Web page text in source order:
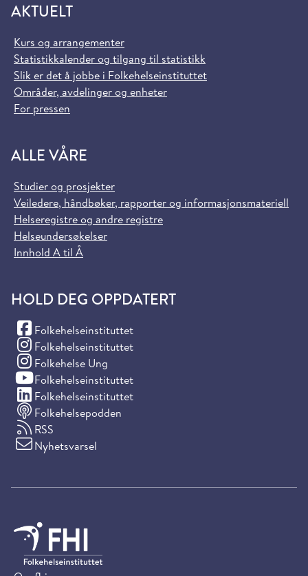
AKTUELT
Kurs og arrangementer
Statistikkalender og tilgang til statistikk
Slik er det å jobbe i Folkehelseinstituttet
Områder, avdelinger og enheter
For pressen
ALLE VÅRE
Studier og prosjekter
Veiledere, håndbøker, rapporter og informasjonsmateriell
Helseregistre og andre registre
Helseundersøkelser
Innhold A til Å
HOLD DEG OPPDATERT
Folkehelseinstituttet
(Facebook)
Folkehelseinstituttet
(Instagram)
Folkehelse Ung
(Instagram)
Folkehelseinstituttet
(YouTube)
Folkehelseinstituttet
(LinkedIn)
Folkehelsepodden
RSS
Nyhetsvarsel